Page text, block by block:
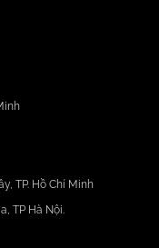
TP. Hồ Chí Minh
TP Hà Nội.